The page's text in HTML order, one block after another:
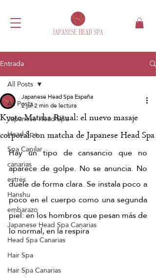
Entrada
All Posts
Japanese Head Spa
Head Spa
Spa Capilar
canarias
estrés
Hanshu
embarazo
Japanese Head Spa Canarias
Head Spa Canarias
Hair Spa
Hair Spa Canarias
All Posts
Kyoto Matcha Ritual: el nuevo masaje
corporal con matcha de Japanese Head Spa
Japanese Head Spa España
2 jul2 min de lectura
Hay un tipo de cansancio que no
aparece de golpe. No se anuncia. No
duele de forma clara. Se instala poco a
poco en el cuerpo como una segunda
piel: en los hombros que pesan más de
lo normal, en la respira